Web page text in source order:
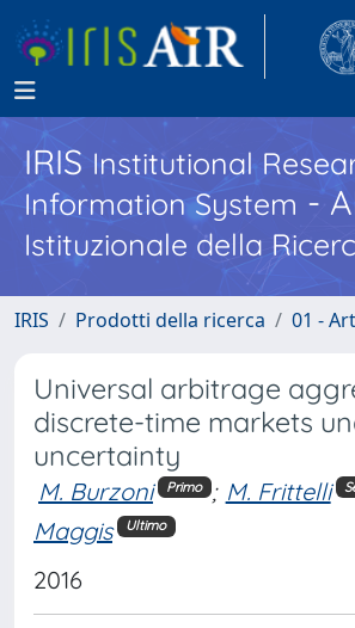
IRISInstitutional
Information System -
Istituzionale della
IRIS Prodotti della ricerca 01 -
Universal arbitrage
discrete-time markets
uncertainty
M. Burzoni Primo ; M. Frittelli
Maggis
Ultimo
2016